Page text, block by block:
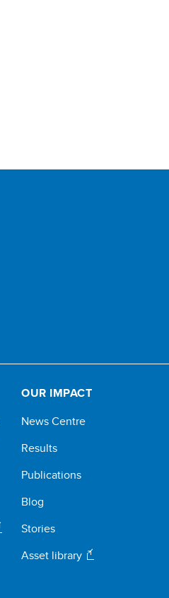
OUR IMPACT
News Centre
Results
Publications
Blog
Stories
Asset library